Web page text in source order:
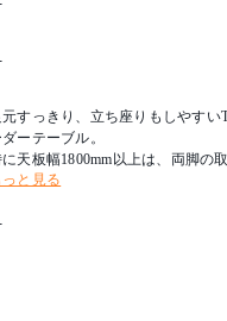
元すっきり、立ち座りもしやすい
ダーテーブル。
天板幅1800mm以上は、両脚の
と外側に調節することができます。
精緻な接ぎなど、デザインと技
っと見る